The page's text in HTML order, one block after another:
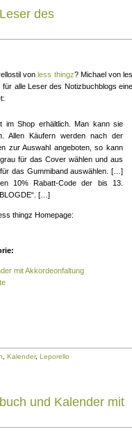
des
vonless thingz? Michael von
alle Leser des Notizbuchblogs
Shop erhältlich. Man kann sie
Allen Käufern werden nach der
zur Auswahl angeboten, so kann
für das Cover wählen und aus
das Gummiband auswählen. […]
10% Rabatt-Code der bis 13.
[…]
thingz Homepage:
mit Akkordeonfaltung
Kalender, Leporello
und Kalender mit